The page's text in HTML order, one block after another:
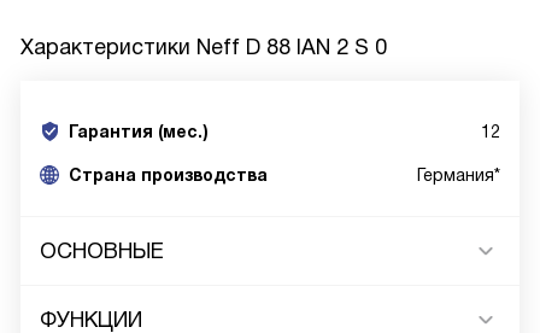
Характеристики Neff D 88 IAN 2 S 0
Гарантия (мес.) 12
Страна производства Германия*
ОСНОВНЫЕ
ФУНКЦИИ